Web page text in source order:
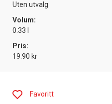
Uten utvalg
Volum:
0.33 l
Pris:
19.90 kr
Favoritt